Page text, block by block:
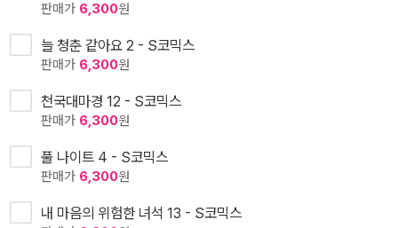
판매가 6,300원
늘 청춘 같아요 2 - S코믹스
판매가 6,300원
천국대마경 12 - S코믹스
판매가 6,300원
풀 나이트 4 - S코믹스
판매가 6,300원
내 마음의 위험한 녀석 13 - S코믹스